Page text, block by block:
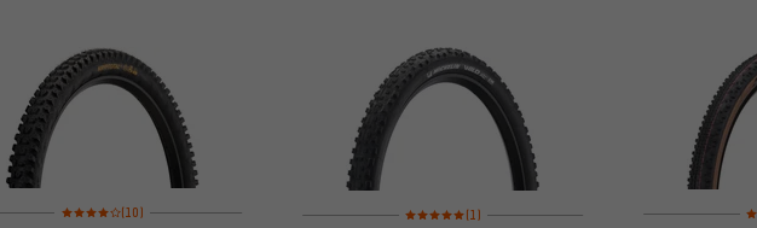
Note moyenne : 4 sur 5 d'après 10 avis
(10) Note moyenne : 5 sur 5 d'après 1 avis
(1)